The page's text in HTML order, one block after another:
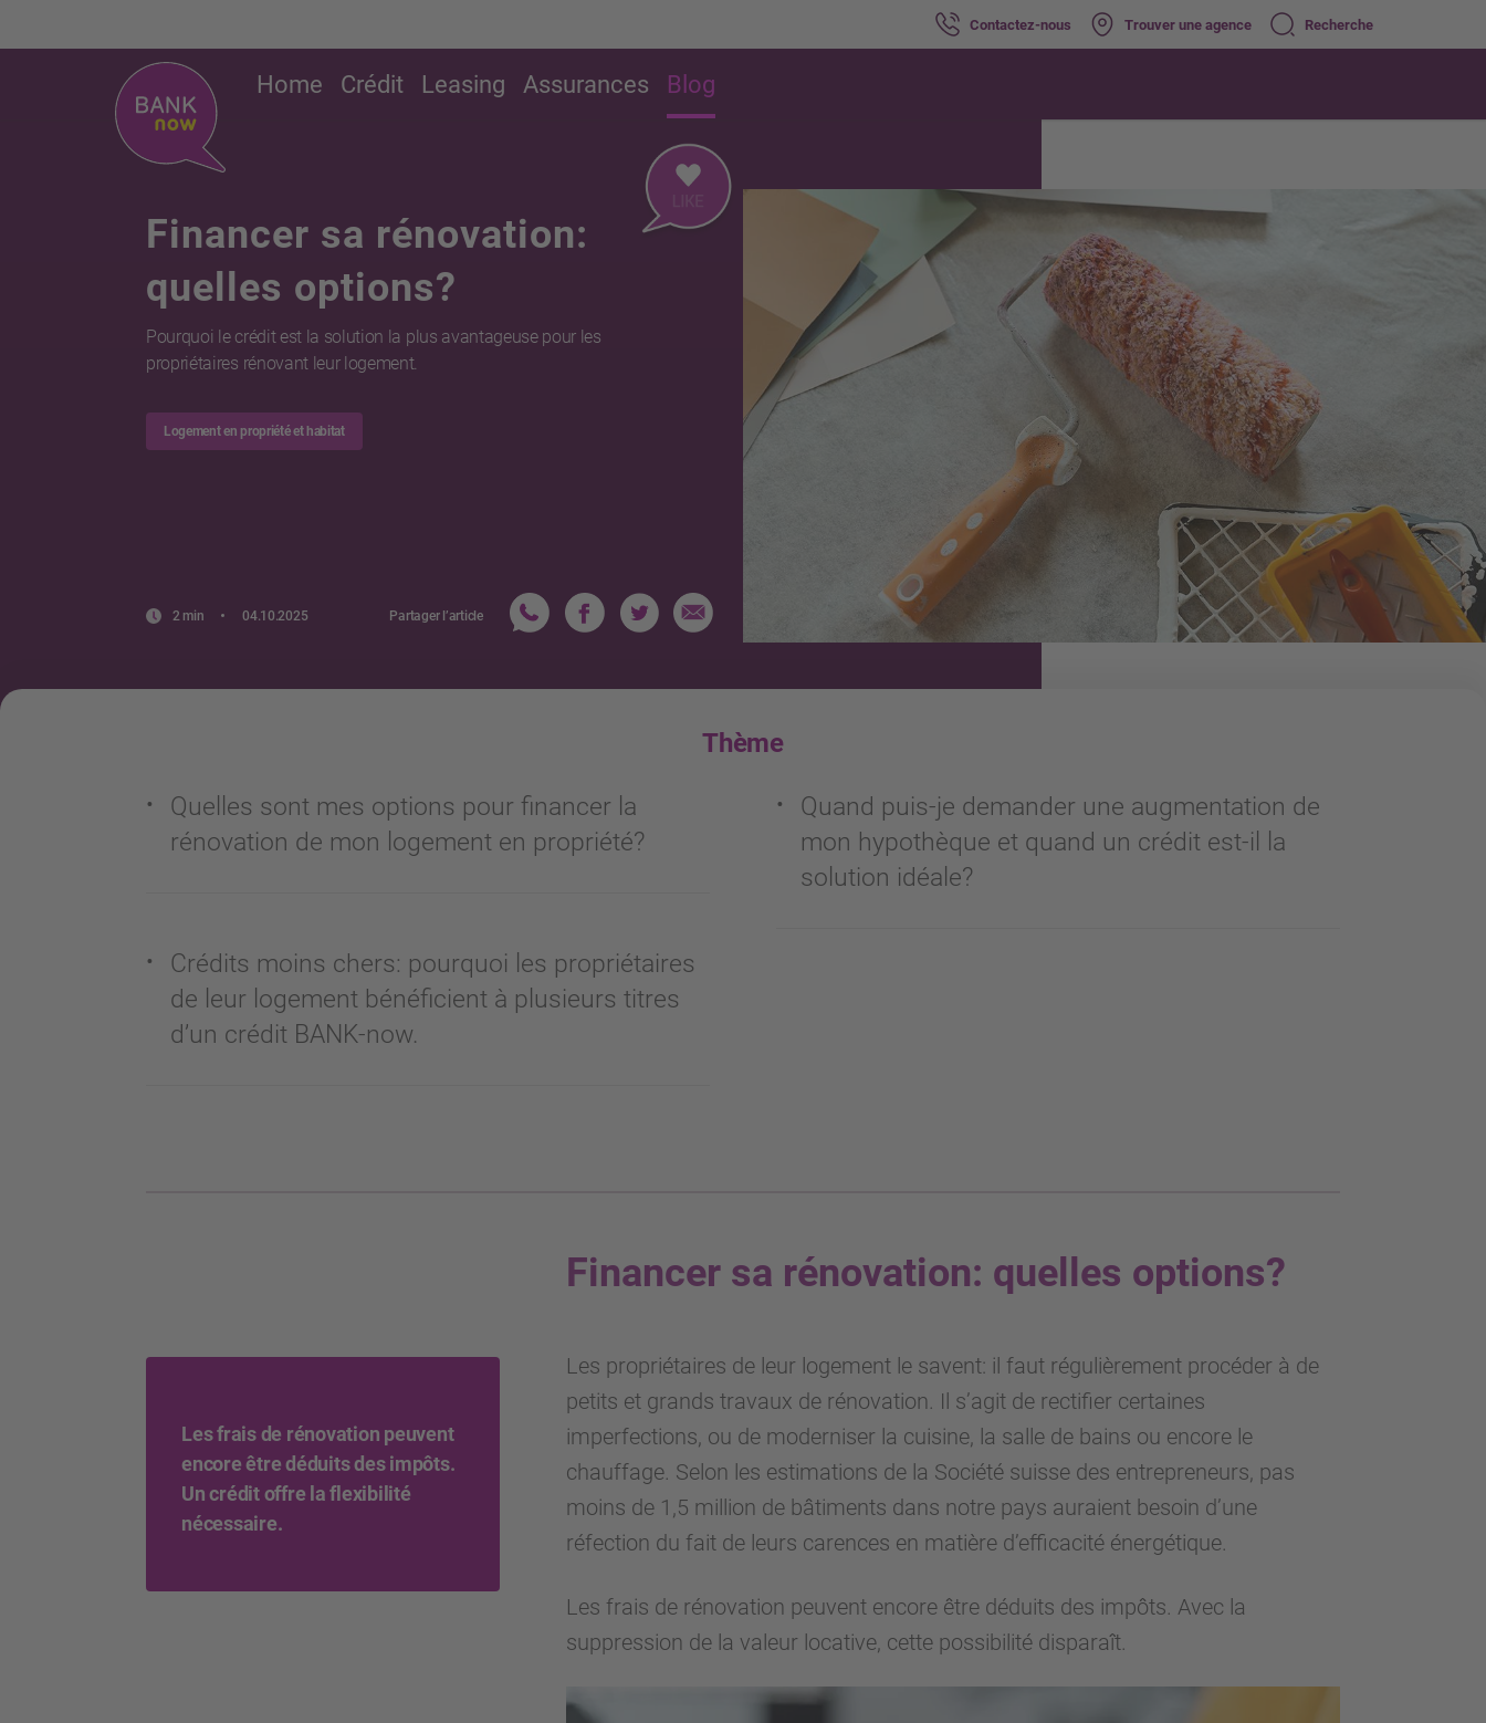
Contactez-nous Trouver une agence Recherche
Home Crédit Leasing Assurances Blog
Financer sa rénovation:
quelles options?
Pourquoi le crédit est la solution la plus avantageuse pour les
propriétaires rénovant leur logement.
Logement en propriété et habitat
2 min 04.10.2025 Partager l’article
Thème
Quelles sont mes options pour financer la
rénovation de mon logement en propriété?
Quand puis-je demander une augmentation de
mon hypothèque et quand un crédit est-il la
solution idéale?
Crédits moins chers: pourquoi les propriétaires
de leur logement bénéficient à plusieurs titres
d’un crédit BANK-now.
Financer sa rénovation: quelles options?
Les frais de rénovation peuvent
encore être déduits des impôts.
Un crédit offre la flexibilité
nécessaire.
Les propriétaires de leur logement le savent: il faut régulièrement procéder à de
petits et grands travaux de rénovation. Il s’agit de rectifier certaines
imperfections, ou de moderniser la cuisine, la salle de bains ou encore le
chauffage. Selon les estimations de la Société suisse des entrepreneurs, pas
moins de 1,5 million de bâtiments dans notre pays auraient besoin d’une
réfection du fait de leurs carences en matière d’efficacité énergétique.
Les frais de rénovation peuvent encore être déduits des impôts. Avec la
suppression de la valeur locative, cette possibilité disparaît.